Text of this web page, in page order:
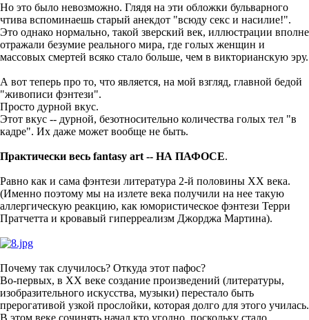
Но это было невозможно. Глядя на эти обложки бульварного
чтива вспоминаешь старый анекдот "всюду секс и насилие!".
Это однако нормально, такой зверский век, иллюстрации вполне
отражали безумие реального мира, где голых женщин и
массовых смертей всяко стало больше, чем в викторианскую эру.
А вот теперь про то, что является, на мой взгляд, главной бедой
"живописи фэнтези".
Просто дурной вкус.
Этот вкус -- дурной, безотносительно количества голых тел "в
кадре". Их даже может вообще не быть.
Практически весь fantasy art -- НА ПАФОСЕ.
Равно как и cама фэнтези литература 2-й половины ХХ века.
(Именно поэтому мы на излете века получили на нее такую
аллергическую реакцию, как юмористическое фэнтези Терри
Пратчетта и кровавый гиперреализм Джорджа Мартина).
Почему так случилось? Откуда этот пафос?
Во-первых, в ХХ веке создание произведений (литературы,
изобразительного искусства, музыки) перестало быть
прерогативой узкой прослойки, которая долго для этого училась.
В этом веке сочинять начал кто угодно, поскольку стало